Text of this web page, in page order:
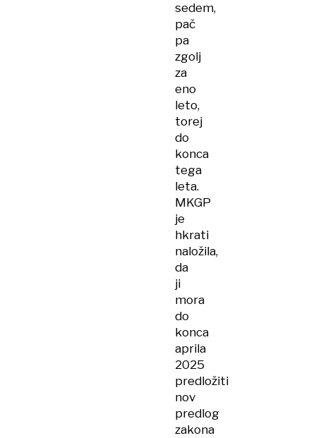
sedem,
pač
pa
zgolj
za
eno
leto,
torej
do
konca
tega
leta.
MKGP
je
hkrati
naložila,
da
ji
mora
do
konca
aprila
2025
predložiti
nov
predlog
zakona